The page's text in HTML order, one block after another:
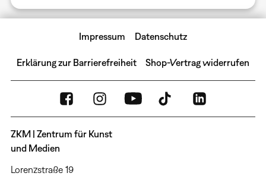
Impressum Datenschutz
Erklärung zur Barrierefreiheit Shop-Vertrag widerrufen
ZKM | Zentrum für Kunst
und Medien
Lorenzstraße 19